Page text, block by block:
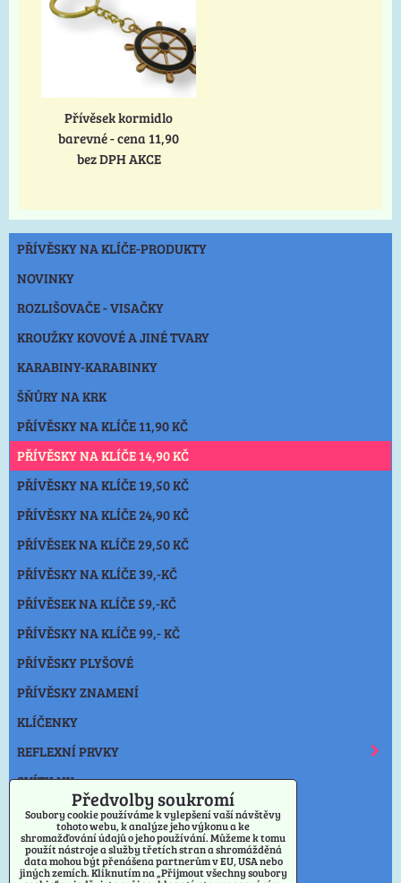
Přívěsek kormidlo
barevné - cena 11,90
bez DPH AKCE
PŘÍVĚSKY NA KLÍČE-PRODUKTY
NOVINKY
ROZLIŠOVAČE - VISAČKY
KROUŽKY KOVOVÉ A JINÉ TVARY
KARABINY-KARABINKY
ŠŇŮRY NA KRK
PŘÍVĚSKY NA KLÍČE 11,90 KČ
PŘÍVĚSKY NA KLÍČE 14,90 KČ
PŘÍVĚSKY NA KLÍČE 19,50 KČ
PŘÍVĚSKY NA KLÍČE 24,90 KČ
PŘÍVĚSEK NA KLÍČE 29,50 KČ
PŘÍVĚSKY NA KLÍČE 39,-KČ
PŘÍVĚSEK NA KLÍČE 59,-KČ
PŘÍVĚSKY NA KLÍČE 99,- KČ
PŘÍVĚSKY PLYŠOVÉ
PŘÍVĚSKY ZNAMENÍ
KLÍČENKY
REFLEXNÍ PRVKY
SVÍTILNY
NOŽE
OSTATNÍ
VÝPRODEJ PŘÍVĚSKY
Předvolby soukromí
Soubory cookie používáme k vylepšení vaší návštěvy
tohoto webu, k analýze jeho výkonu a ke
shromažďování údajů o jeho používání. Můžeme k tomu
použít nástroje a služby třetích stran a shromážděná
data mohou být přenášena partnerům v EU, USA nebo
jiných zemích. Kliknutím na „Přijmout všechny soubory